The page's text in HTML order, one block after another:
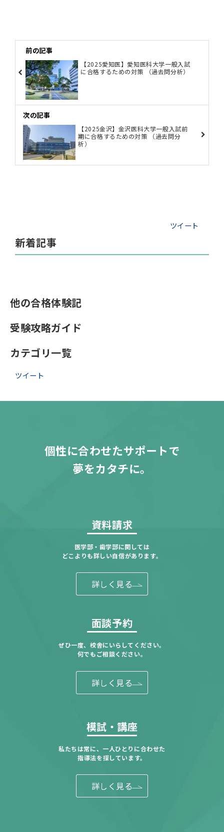
前の記事
【2025愛知医】愛知医科大学一般入試
に合格するための対策 （過去問分析）
次の記事
【2025金沢】金沢医科大学一般入試前
期に合格するための対策 （過去問分
析）
ツイート
新着記事
他の合格体験記
受験攻略ガイド
カテゴリ一覧
ツイート
個性に合わせたサポートで
夢をカタチに。
資料請求
医学部・歯学部に関しては
どこよりも詳しい自信があります。
詳しく見る
面談予約
ぜひ一度、校舎にいらしてください。
何でもご相談ください。
詳しく見る
模試・講座
私たちは常に、一人ひとりに合わせた
指導法を探しています。
詳しく見る